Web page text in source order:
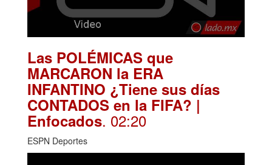
Las POLÉMICAS que
MARCARON la ERA
INFANTINO ¿Tiene sus días
CONTADOS en la FIFA? |
Enfocados. 02:20
ESPN Deportes